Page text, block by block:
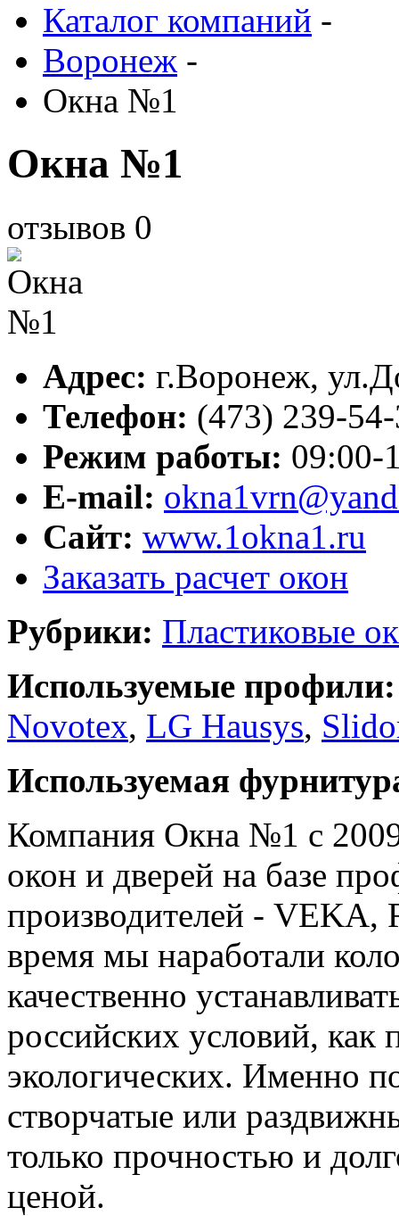
Каталог компаний -
Воронеж -
Окна №1
Окна №1
отзывов 0
Адрес: г.Воронеж,
Телефон: (473) 239-
Режим работы: 09:00-
E-mail:
Сайт: www.1okna1.ru
Заказать расчет окон
Рубрики: Пластиковые
Используемые профили:
Novotex, LG Hausys,
Используемая
Компания Окна №1 с 2009
окон и дверей на базе
производителей - VEKA,
время мы наработали
качественно
российских условий, как
экологических. Именно
створчатые или
только прочностью и
ценой.